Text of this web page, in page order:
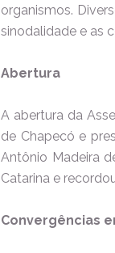
organismos.
sinodalidade e as
Abertura
A abertura da
de Chapecó e
Antônio Madeira
Catarina e
Convergências